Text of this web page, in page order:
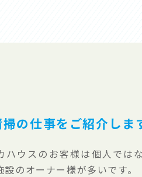
の仕事をご紹介しま
ハウスのお客様は個人では
設のオーナー様が多いです。